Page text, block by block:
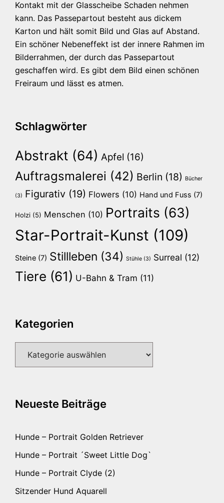
Kontakt mit der Glasscheibe Schaden nehmen
kann. Das Passepartout besteht aus dickem
Karton und hält somit Bild und Glas auf Abstand.
Ein schöner Nebeneffekt ist der innere Rahmen im
Bilderrahmen, der durch das Passepartout
geschaffen wird. Es gibt dem Bild einen schönen
Freiraum und lässt es atmen.
Schlagwörter
Abstrakt (64) Apfel (16)
Auftragsmalerei (42) Berlin (18) Bücher
(3) Figurativ (19) Flowers (10) Hand und Fuss (7)
Holzi (5) Menschen (10) Portraits (63)
Star-Portrait-Kunst (109)
Steine (7) Stillleben (34) Stühle (3) Surreal (12)
Tiere (61) U-Bahn & Tram (11)
Kategorien
Neueste Beiträge
Hunde – Portrait Golden Retriever
Hunde – Portrait ´Sweet Little Dog`
Hunde – Portrait Clyde (2)
Sitzender Hund Aquarell